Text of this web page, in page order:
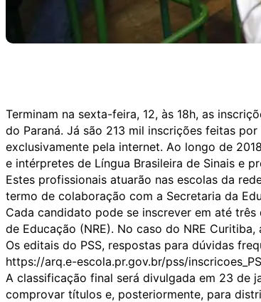
Terminam na sexta-feira, 12, às 18h, as
do Paraná. Já são 213 mil inscrições feitas
exclusivamente pela internet. Ao longo de
e intérpretes de Língua Brasileira de Sinais e
Estes profissionais atuarão nas escolas da
termo de colaboração com a Secretaria da
Cada candidato pode se inscrever em até
de Educação (NRE). No caso do NRE
Os editais do PSS, respostas para dúvidas
https://arq.e-escola.pr.gov.br/pss/
A classificação final será divulgada em 23 de
comprovar títulos e, posteriormente, para